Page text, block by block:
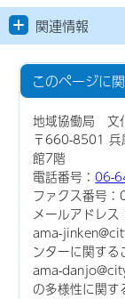
関連情報
このページに
地域協働局 文
〒660-8501 兵
館7階
電話番号：06-
ファクス番号
メールアドレス
ama-
ンターに関する
ama-
の多様性に関す